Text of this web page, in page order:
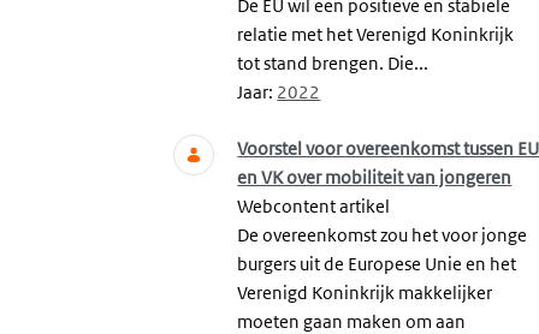
De EU wil een positieve en stabiele
relatie met het Verenigd Koninkrijk
tot stand brengen. Die...
Jaar: 2022
Voorstel voor overeenkomst tussen EU
en VK over mobiliteit van jongeren
Webcontent artikel
De overeenkomst zou het voor jonge
burgers uit de Europese Unie en het
Verenigd Koninkrijk makkelijker
moeten gaan maken om aan